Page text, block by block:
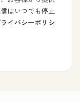
はいつでも停止
イバシーポリシ